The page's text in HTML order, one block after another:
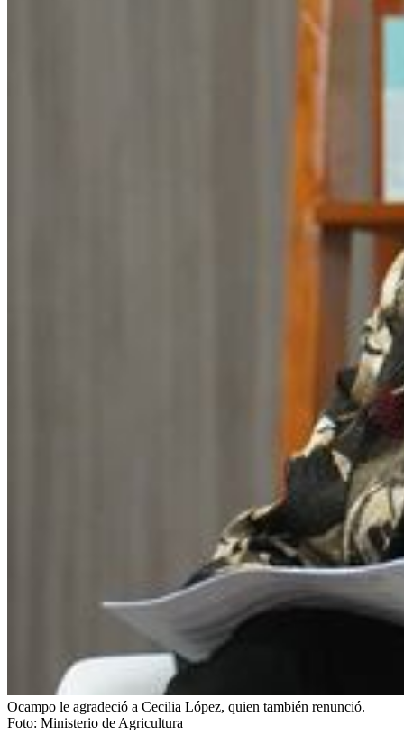
Ocampo le agradeció a Cecilia López, quien también renunció.
Foto: Ministerio de Agricultura